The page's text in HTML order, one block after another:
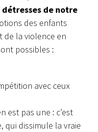
détresses de notre
des enfants
de la violence en
possibles :
avec ceux
est pas une : c’est
qui dissimule la vraie